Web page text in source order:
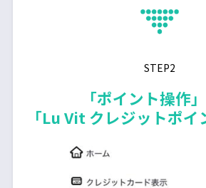
STEP2
「ポイント操作
「Lu Vit クレジットポ